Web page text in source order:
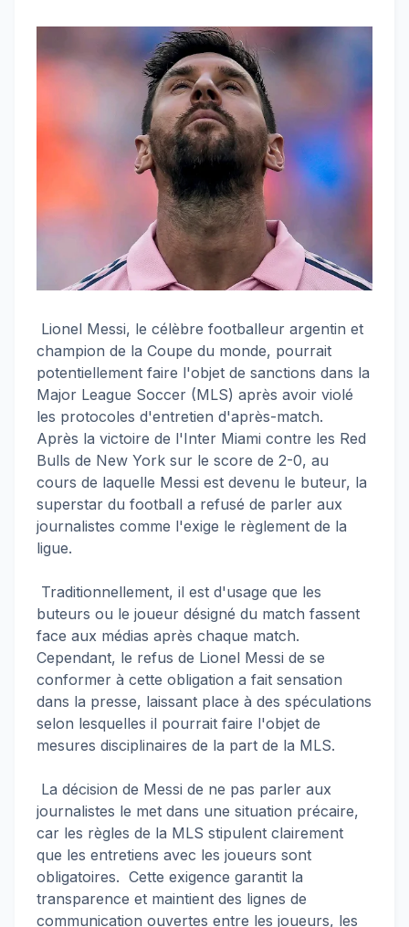
Lionel Messi, le célèbre footballeur argentin et
champion de la Coupe du monde, pourrait
potentiellement faire l'objet de sanctions dans la
Major League Soccer (MLS) après avoir violé
les protocoles d'entretien d'après-match.
Après la victoire de l'Inter Miami contre les Red
Bulls de New York sur le score de 2-0, au
cours de laquelle Messi est devenu le buteur, la
superstar du football a refusé de parler aux
journalistes comme l'exige le règlement de la
ligue.
Traditionnellement, il est d'usage que les
buteurs ou le joueur désigné du match fassent
face aux médias après chaque match.
Cependant, le refus de Lionel Messi de se
conformer à cette obligation a fait sensation
dans la presse, laissant place à des spéculations
selon lesquelles il pourrait faire l'objet de
mesures disciplinaires de la part de la MLS.
La décision de Messi de ne pas parler aux
journalistes le met dans une situation précaire,
car les règles de la MLS stipulent clairement
que les entretiens avec les joueurs sont
obligatoires. Cette exigence garantit la
transparence et maintient des lignes de
communication ouvertes entre les joueurs, les